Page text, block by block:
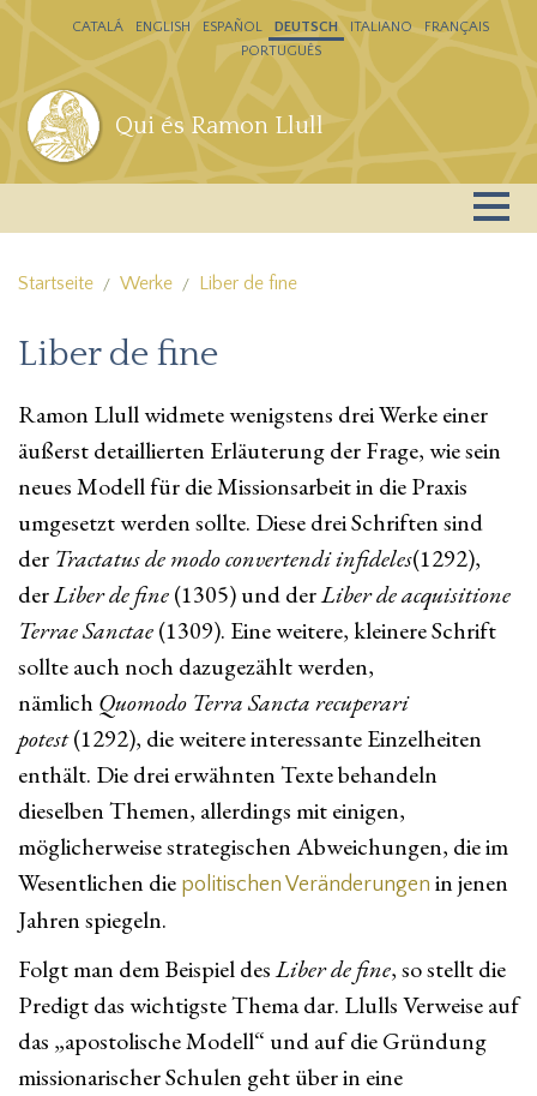
Direkt zum Inhalt
Qui és Ramon Llull
CATALÁ ENGLISH ESPAÑOL DEUTSCH ITALIANO
FRANÇAIS
PORTUGUÊS
Startseite Werke Liber de fine
Liber de fine
Ramon Llull widmete wenigstens drei Werke einer
äußerst detaillierten Erläuterung der Frage, wie sein
neues Modell für die Missionsarbeit in die Praxis
umgesetzt werden sollte. Diese drei Schriften sind
der Tractatus de modo convertendi infideles(1292),
derLiber de fine(1305) und derLiber de acquisitione
Terrae Sanctae(1309). Eine weitere, kleinere Schrift
sollte auch noch dazugezählt werden,
nämlich Quomodo Terra Sancta recuperari
potest(1292), die weitere interessante Einzelheiten
enthält. Die drei erwähnten Texte behandeln
dieselben Themen, allerdings mit einigen,
möglicherweise strategischen Abweichungen, die im
Wesentlichen die politischen Veränderungen in jenen
Jahren spiegeln.
Folgt man dem Beispiel desLiber de fine, so stellt die
Predigt das wichtigste Thema dar. Llulls Verweise auf
das „apostolische Modell“ und auf die Gründung
missionarischer Schulen geht über in eine